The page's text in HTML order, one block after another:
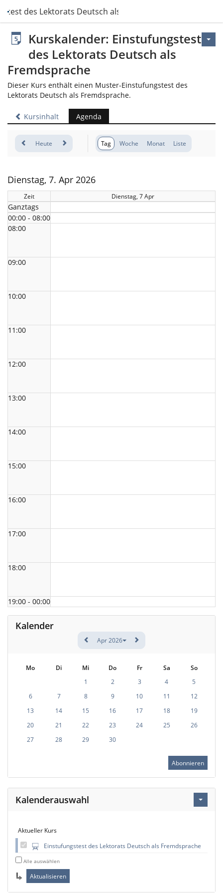
des Lektorats Deutsch als Fremdsprache
Kurskalender: Einstufungstest
des Lektorats Deutsch als
Fremdsprache
Dieser Kurs enthält einen Muster-Einstufungstest des
Lektorats Deutsch als Fremdsprache.
Kursinhalt Agenda
Heute Tag Woche Monat Liste
Dienstag, 7. Apr 2026
Zeit Dienstag, 7 Apr
Ganztags
00:00 - 08:00
08:00
09:00
10:00
11:00
12:00
13:00
14:00
15:00
16:00
17:00
18:00
19:00 - 00:00
Kalender
Apr 2026
Mo Di Mi Do Fr Sa
So
1
2 3 4
5
6
7 8 9 10 11
12
13
14 15 16 17 18
19
20
21 22 23 24 25
26
27
28 29 30
Abonnieren
Kalenderauswahl
Aktueller Kurs
Einstufungstest des Lektorats Deutsch als Fremdsprache
Alle auswählen